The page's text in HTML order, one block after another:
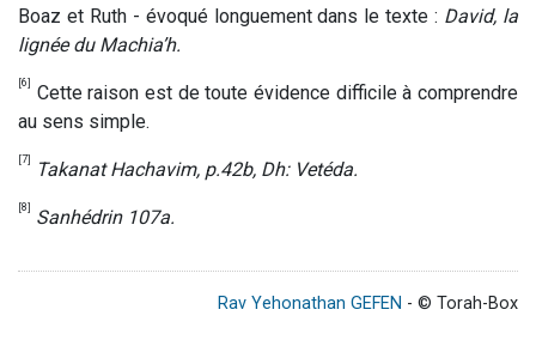
Boaz et Ruth - évoqué longuement dans le texte : David, la
lignée du Machia’h.
[6]
Cette raison est de toute évidence difficile à comprendre
au sens simple.
[7] Takanat Hachavim, p.42b, Dh: Vetéda.
[8] Sanhédrin 107a.
Rav Yehonathan GEFEN - © Torah-Box